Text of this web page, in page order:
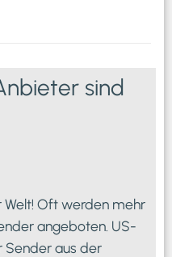
sind
Welt! Oft werden mehr
angeboten. US-
Sender aus der